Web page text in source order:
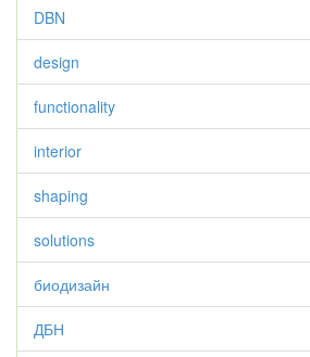
DBN
design
functionality
interior
shaping
solutions
биодизайн
ДБН